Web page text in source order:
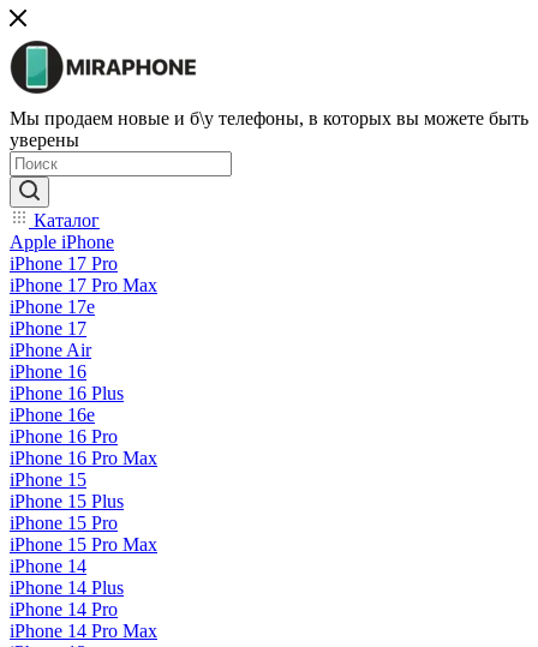
Мы продаем новые и б\у телефоны, в которых вы можете быть
уверены
Каталог
Apple iPhone
iPhone 17 Pro
iPhone 17 Pro Max
iPhone 17e
iPhone 17
iPhone Air
iPhone 16
iPhone 16 Plus
iPhone 16e
iPhone 16 Pro
iPhone 16 Pro Max
iPhone 15
iPhone 15 Plus
iPhone 15 Pro
iPhone 15 Pro Max
iPhone 14
iPhone 14 Plus
iPhone 14 Pro
iPhone 14 Pro Max